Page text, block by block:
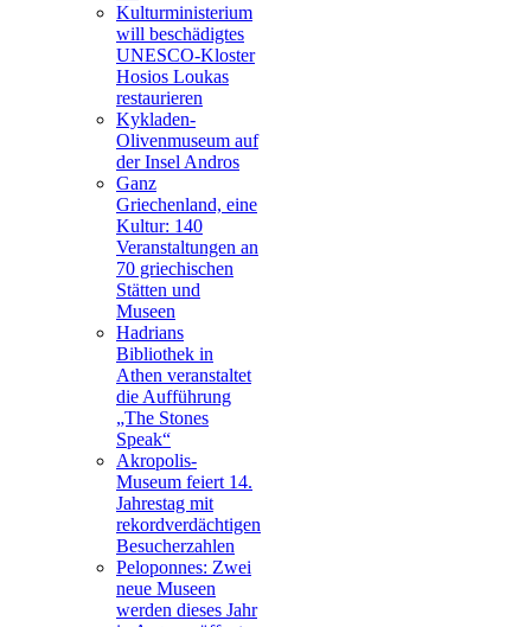
Kulturministerium
will beschädigtes
UNESCO-Kloster
Hosios Loukas
restaurieren
Kykladen-
Olivenmuseum auf
der Insel Andros
Ganz
Griechenland, eine
Kultur: 140
Veranstaltungen an
70 griechischen
Stätten und
Museen
Hadrians
Bibliothek in
Athen veranstaltet
die Aufführung
„The Stones
Speak“
Akropolis-
Museum feiert 14.
Jahrestag mit
rekordverdächtigen
Besucherzahlen
Peloponnes: Zwei
neue Museen
werden dieses Jahr